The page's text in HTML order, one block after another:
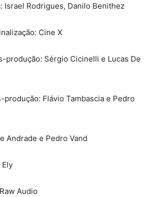
Israel Rodrigues, Danilo Benithez
Cine X
produção: Sérgio Cicinelli e Lucas De
Flávio Tambascia e Pedro
Andrade e Pedro Vand
Audio